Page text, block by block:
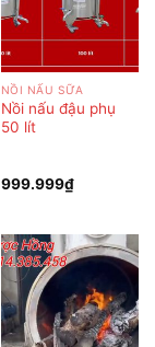
NỒI NẤU SỮA
Nồi nấu đậu phụ
50 lít
999.999₫